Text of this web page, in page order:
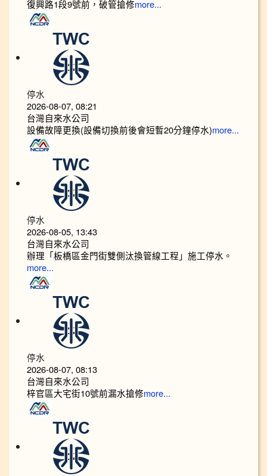
復興路1段9號前，破管搶修more...
停水
2026-08-07, 08:21
台灣自來水公司
設備故障更換(設備切換前後會短暫20分鐘停水)more...
停水
2026-08-05, 13:43
台灣自來水公司
辦理「板橋區金門街雙側汰換管線工程」施工停水。
more...
停水
2026-08-07, 08:13
台灣自來水公司
梓官區大宅街10號前漏水搶修more...